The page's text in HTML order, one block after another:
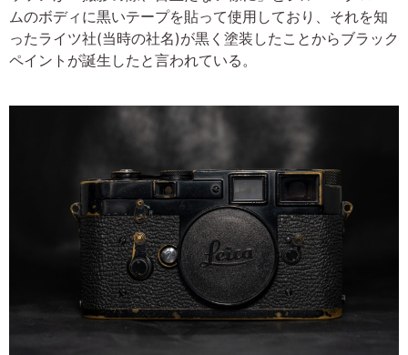
ムのボディに黒いテープを貼って使用しており、それを知
ったライツ社(当時の社名)が黒く塗装したことからブラック
ペイントが誕生したと言われている。